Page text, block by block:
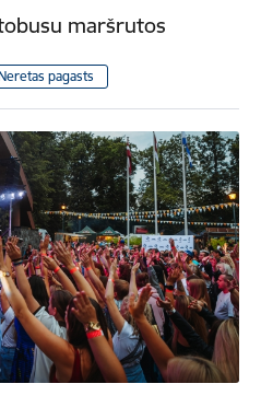
maršrutos
pagasts